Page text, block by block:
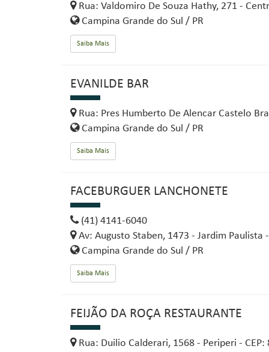
Rua: Valdomiro De Souza Hathy, 271 -
Campina Grande do Sul / PR
Saiba Mais
EVANILDE BAR
Rua: Pres Humberto De Alencar Castelo
Campina Grande do Sul / PR
Saiba Mais
FACEBURGUER LANCHONETE
(41) 4141-6040
Av: Augusto Staben, 1473 - Jardim Paulista
Campina Grande do Sul / PR
Saiba Mais
FEIJÃO DA ROÇA RESTAURANTE
Rua: Duilio Calderari, 1568 - Periperi - CEP: